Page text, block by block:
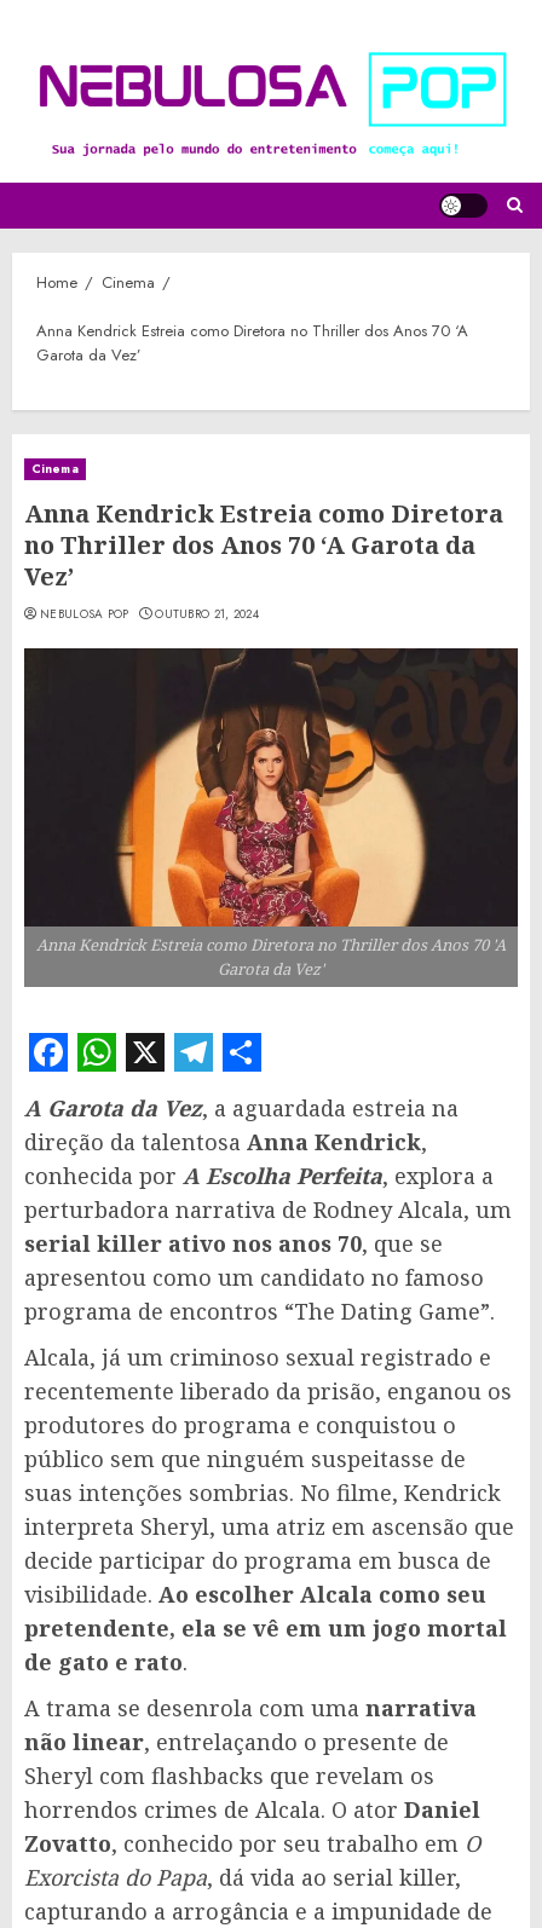
content
Home Cinema
Anna Kendrick Estreia como Diretora no Thriller dos Anos 70 ‘A
Garota da Vez’
Cinema
Anna Kendrick Estreia como Diretora
no Thriller dos Anos 70 ‘A Garota da
Vez’
NEBULOSA POP OUTUBRO 21, 2024
Anna Kendrick Estreia como Diretora no Thriller dos Anos 70 'A
Garota da Vez'
Facebook
WhatsApp
X Telegram
Share
A Garota da Vez, a aguardada estreia na
direção da talentosa Anna Kendrick,
conhecida por A Escolha Perfeita, explora a
perturbadora narrativa de Rodney Alcala, um
serial killer ativo nos anos 70, que se
apresentou como um candidato no famoso
programa de encontros “The Dating Game”.
Alcala, já um criminoso sexual registrado e
recentemente liberado da prisão, enganou os
produtores do programa e conquistou o
público sem que ninguém suspeitasse de
suas intenções sombrias. No filme, Kendrick
interpreta Sheryl, uma atriz em ascensão que
decide participar do programa em busca de
visibilidade. Ao escolher Alcala como seu
pretendente, ela se vê em um jogo mortal
de gato e rato.
A trama se desenrola com uma narrativa
não linear, entrelaçando o presente de
Sheryl com flashbacks que revelam os
horrendos crimes de Alcala. O ator Daniel
Zovatto, conhecido por seu trabalho em O
Exorcista do Papa, dá vida ao serial killer,
capturando a arrogância e a impunidade de